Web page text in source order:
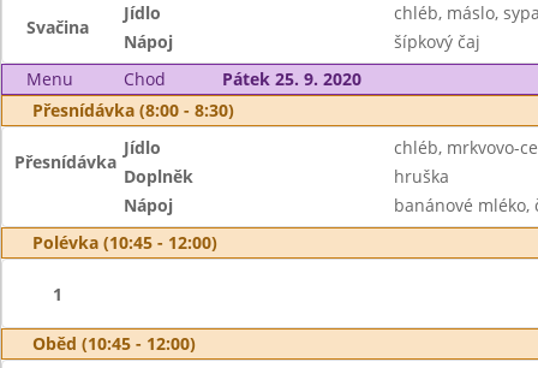
Svačina
Jídlo
chléb, máslo,
Nápoj
šípkový čaj
Menu
Chod
Pátek 25. 9. 2020
Přesnídávka (8:00 - 8:30)
Přesnídávka
Jídlo
chléb, mrkvovo-
Doplněk
hruška
Nápoj
banánové mléko,
Polévka (10:45 - 12:00)
1
Oběd (10:45 - 12:00)